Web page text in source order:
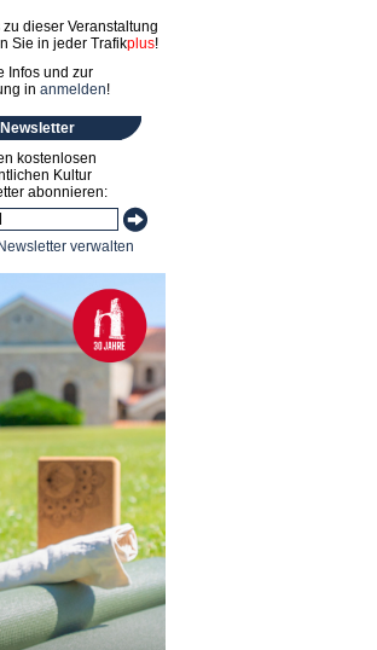
zu dieser Veranstaltung
Sie in jeder Trafikplus!
Infos und zur
in anmelden!
kostenlosen
Kultur
abonnieren:
verwalten